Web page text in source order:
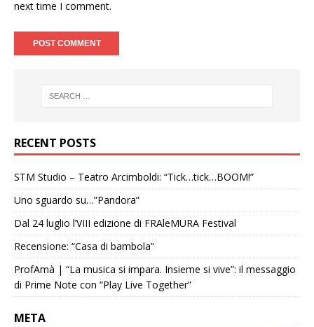
next time I comment.
RECENT POSTS
STM Studio – Teatro Arcimboldi: “Tick…tick…BOOM!”
Uno sguardo su…”Pandora”
Dal 24 luglio l’VIII edizione di FRAleMURA Festival
Recensione: “Casa di bambola”
ProfAmà | “La musica si impara. Insieme si vive”: il messaggio
di Prime Note con “Play Live Together”
META